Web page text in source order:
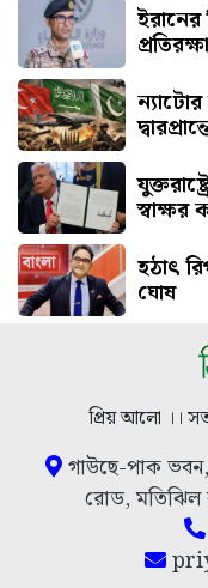
স্বাক্ষর
হঠাৎ
ঘোষ
প্রিয় আলো ।।
গাউছে-পাক
রোড, মতিঝিল